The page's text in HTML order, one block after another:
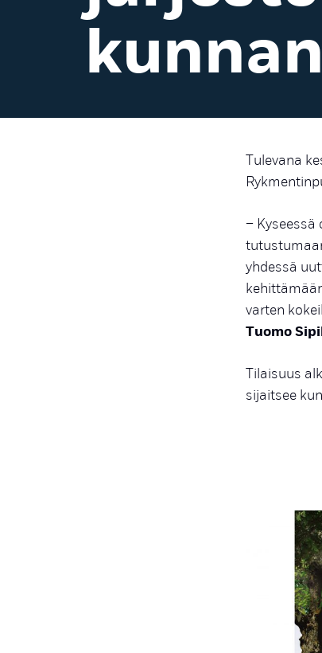
Tulevana
– Kyseessä
yhdessä
varten
Tuomo
Tilaisuus
sijaitsee